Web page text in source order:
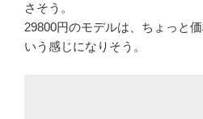
さそう。
29800円のモデルは、ちょっと
いう感じになりそう。